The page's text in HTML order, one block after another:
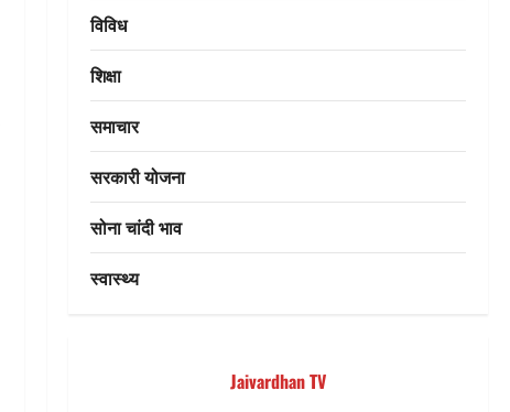
विविध
शिक्षा
समाचार
सरकारी योजना
सोना चांदी भाव
स्वास्थ्य
Jaivardhan TV